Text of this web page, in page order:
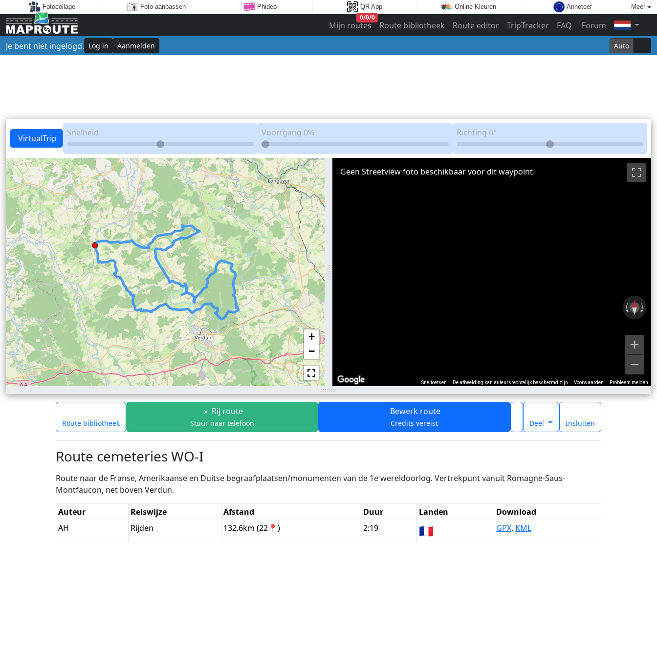
Fotocollage Foto aanpassen Phideo QR App Online Kleuren Annoteer Meer
Mijn routes
0/0/0
Route bibliotheek Route editor TripTracker FAQ
Forum
Je bent niet ingelogd. Log in Aanmelden Auto
VirtualTrip
Snelheid Voortgang 0% Richting 0°
+
−
Sneltoetsen De afbeelding kan auteursrechtelijk beschermd zijn Voorwaarden Probleem melden
Geen Streetview foto beschikbaar voor dit waypoint.
Route bibliotheek
» Rij route
Stuur naar telefoon
Bewerk route
Credits vereist Deel Insluiten
Route cemeteries WO-I
Route naar de Franse, Amerikaanse en Duitse begraafplaatsen/monumenten van de 1e wereldoorlog. Vertrekpunt vanuit Romagne-Saus-
Montfaucon, net boven Verdun.
Auteur Reiswijze Afstand Duur Landen
Download
AH
Rijden 132.6km (22📍) 2:19 🇫🇷 GPX, KML